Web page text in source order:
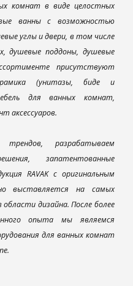
комнат в виде целостных
ванны с возможностью
углы и двери, в том числе
душевые поддоны, душевые
присутствуют
(унитазы, биде и
для ванных комнат,
аксессуаров.
разрабатываем
запатентованные
RAVAK с оригинальным
выставляется на самых
дизайна. После более
опыта мы являемся
для ванных комнат